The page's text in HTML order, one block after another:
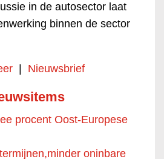
in de autosector laat
binnen de sector
Nieuwsbrief
procent Oost-Europese
oninbare